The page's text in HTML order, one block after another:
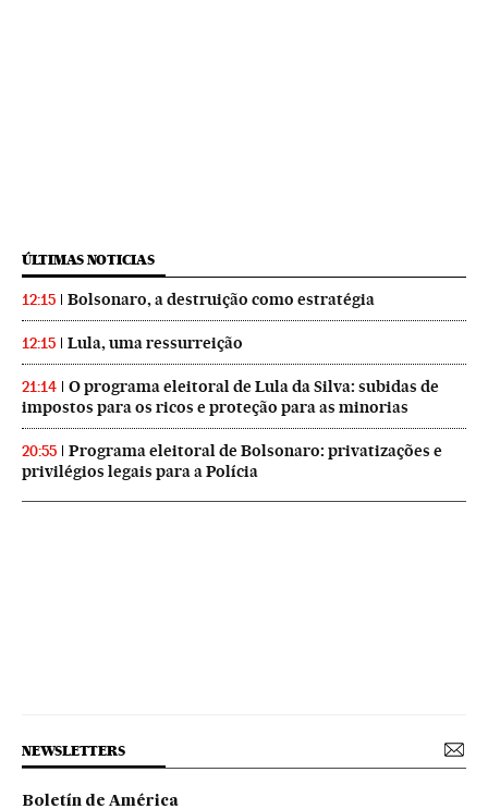
ÚLTIMAS NOTICIAS
12:15 Bolsonaro, a destruição como estratégia
12:15 Lula, uma ressurreição
21:14
O programa eleitoral de Lula da Silva: subidas de
impostos para os ricos e proteção para as minorias
20:55
Programa eleitoral de Bolsonaro: privatizações e
privilégios legais para a Polícia
NEWSLETTERS
Boletín de América